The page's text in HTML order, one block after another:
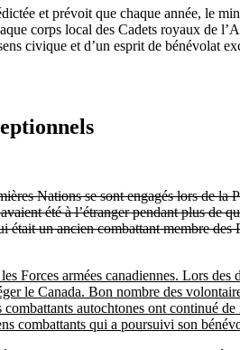
et prévoit que chaque année, le
corps local des Cadets royaux de
civique et d’un esprit de bénévolat
Nations se sont engagés lors de
été à l’étranger pendant plus de
un ancien combattant membre
Forces armées canadiennes. Lors
le Canada. Bon nombre des
autochtones ont continué
combattants qui a poursuivi son